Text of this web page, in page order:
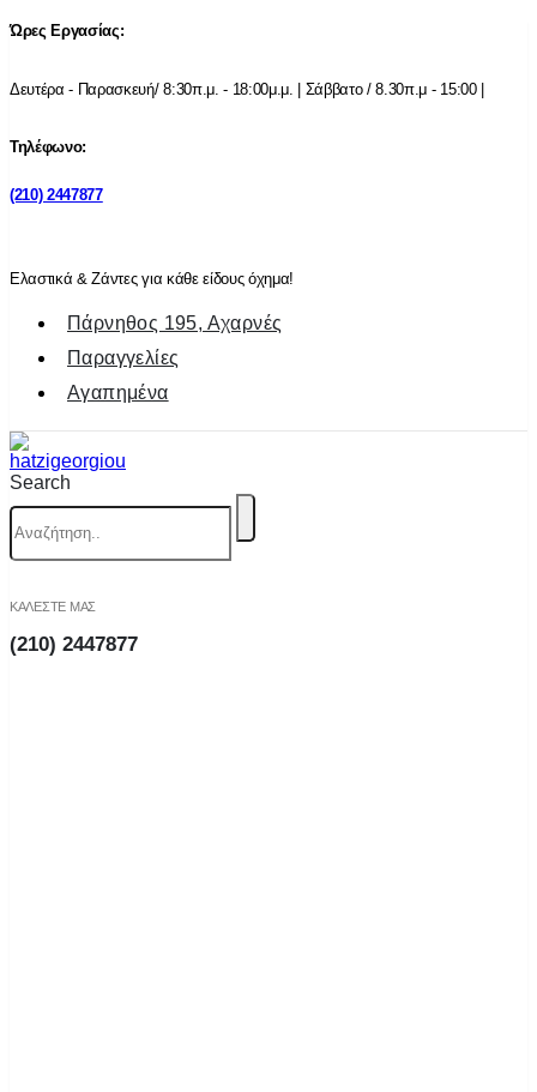
Ώρες Εργασίας:
Δευτέρα - Παρασκευή/ 8:30π.μ. - 18:00μ.μ. | Σάββατο / 8.30π.μ - 15:00 |
Τηλέφωνο:
(210) 2447877
Ελαστικά & Ζάντες για κάθε είδους όχημα!
Πάρνηθος 195, Αχαρνές
Παραγγελίες
Αγαπημένα
Search
ΚΑΛΕΣΤΕ ΜΑΣ
(210) 2447877